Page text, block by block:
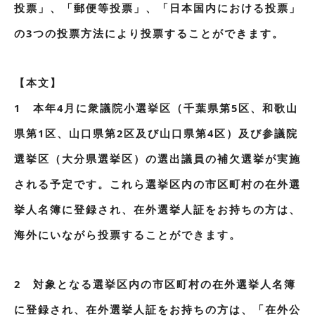
投票」、「郵便等投票」、「日本国内における投票」
の3つの投票方法により投票することができます。
【本文】
1 本年4月に衆議院小選挙区（千葉県第5区、和歌山
県第1区、山口県第2区及び山口県第4区）及び参議院
選挙区（大分県選挙区）の選出議員の補欠選挙が実施
される予定です。これら選挙区内の市区町村の在外選
挙人名簿に登録され、在外選挙人証をお持ちの方は、
海外にいながら投票することができます。
2 対象となる選挙区内の市区町村の在外選挙人名簿
に登録され、在外選挙人証をお持ちの方は、「在外公